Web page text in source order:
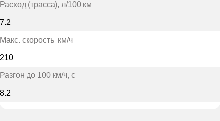
Расход (трасса), л/100 км
7.2
Макс. скорость, км/ч
210
Разгон до 100 км/ч, с
8.2